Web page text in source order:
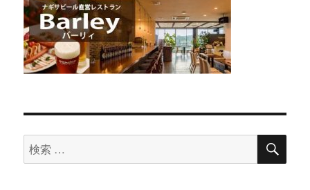
検
索
検